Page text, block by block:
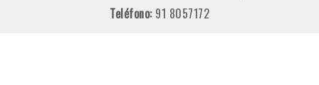
Teléfono: 91 8057172